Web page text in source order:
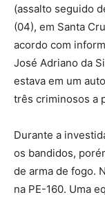
(assalto seguido
(04), em Santa
acordo com
José Adriano da
estava em um
três criminosos a
Durante a
os bandidos,
de arma de fogo.
na PE-160. Uma